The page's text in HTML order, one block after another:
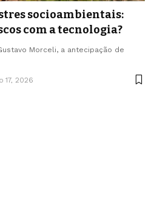
socioambientais:
com a tecnologia?
Morceli, a antecipação de
17, 2026